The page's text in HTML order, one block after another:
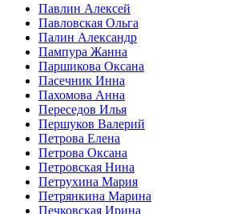
Павлин Алексей
Павловская Ольга
Палин Александр
Пампура Жанна
Паршикова Оксана
Пасечник Инна
Пахомова Анна
Переседов Илья
Першуков Валерий
Петрова Елена
Петрова Оксана
Петровская Нина
Петрухина Мария
Петрянкина Марина
Печковская Ирина